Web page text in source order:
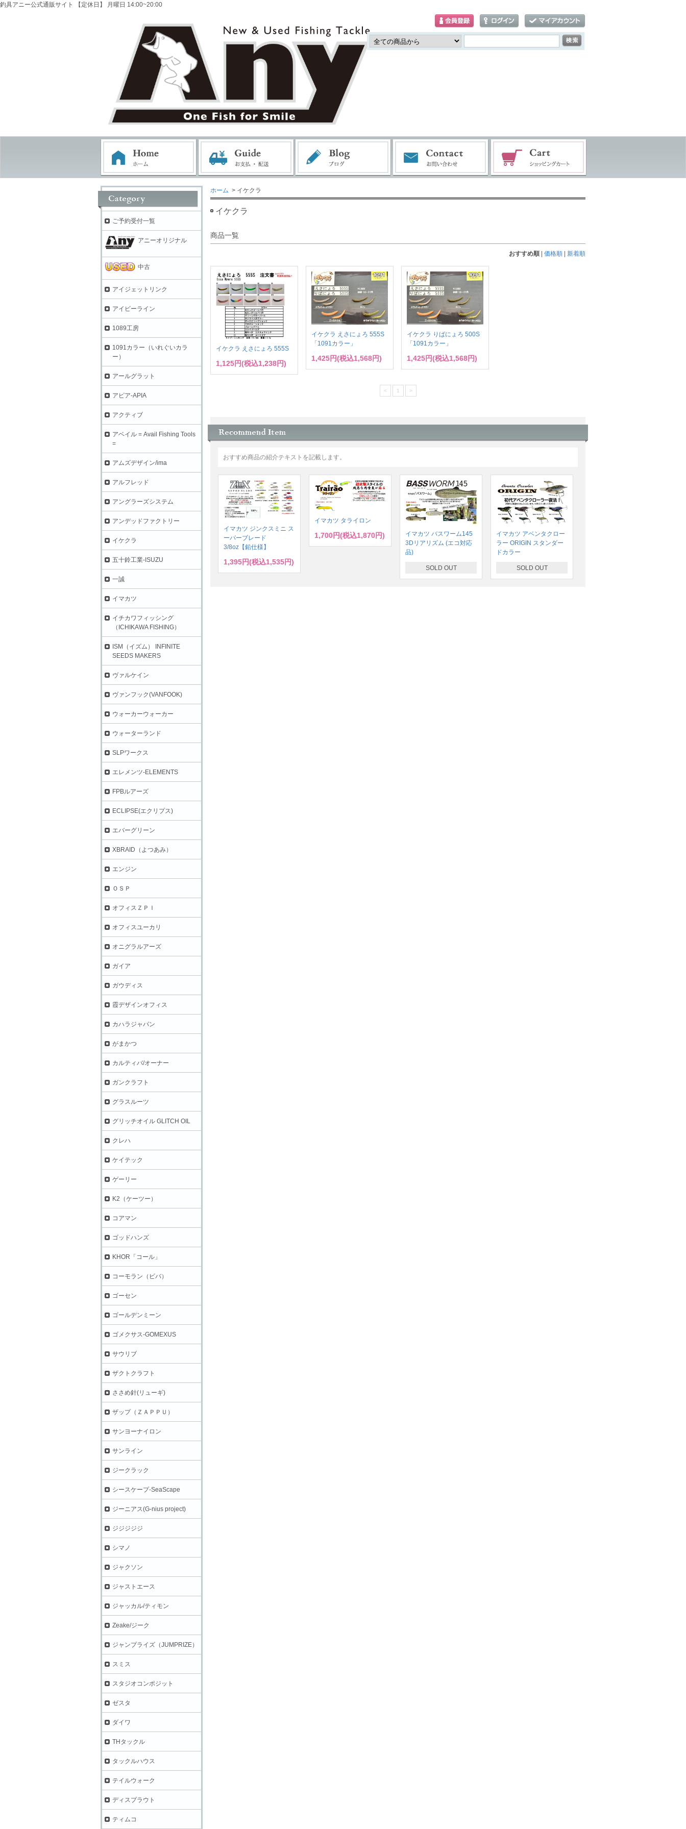
釣具アニー公式通販サイト 【定休日】 月曜日 14:00~20:00
ホーム > イケクラ
イケクラ
商品一覧
おすすめ順 価格順 新着順
イケクラ えさにょろ 555S
1,125円(税込1,238円)
イケクラ えさにょろ 555S
「1091カラー」
1,425円(税込1,568円)
イケクラ りばにょろ 500S
「1091カラー」
1,425円(税込1,568円)
< 1 >
おすすめ商品の紹介テキストを記載します。
イマカツ ジンクスミニ ス
ーパーブレード
3/8oz【鉛仕様】
1,395円(税込1,535円)
イマカツ タライロン
1,700円(税込1,870円)
イマカツ バスワーム145
3Dリアリズム (エコ対応
品)
SOLD OUT
イマカツ アベンタクロー
ラー ORIGIN スタンダー
ドカラー
SOLD OUT
ご予約受付一覧
アニーオリジナル
中古
アイジェットリンク
アイビーライン
1089工房
1091カラー（いれぐいカラ
ー）
アールグラット
アピア-APIA
アクティブ
アベイル = Avail Fishing Tools
=
アムズデザイン/ima
アルフレッド
アングラーズシステム
アンデッドファクトリー
イケクラ
五十鈴工業-ISUZU
一誠
イマカツ
イチカワフィッシング
（ICHIKAWA FISHING）
ISM（イズム） INFINITE
SEEDS MAKERS
ヴァルケイン
ヴァンフック(VANFOOK)
ウォーカーウォーカー
ウォーターランド
SLPワークス
エレメンツ-ELEMENTS
FPBルアーズ
ECLIPSE(エクリプス)
エバーグリーン
XBRAID（よつあみ）
エンジン
ＯＳＰ
オフィスＺＰＩ
オフィスユーカリ
オニグラルアーズ
ガイア
ガウディス
霞デザインオフィス
カハラジャパン
がまかつ
カルティバ/オーナー
ガンクラフト
グラスルーツ
グリッチオイル GLITCH OIL
クレハ
ケイテック
ゲーリー
K2（ケーツー）
コアマン
ゴッドハンズ
KHOR「コール」
コーモラン（ビバ）
ゴーセン
ゴールデンミーン
ゴメクサス-GOMEXUS
サウリブ
ザクトクラフト
ささめ針(リューギ)
ザップ（ＺＡＰＰＵ）
サンヨーナイロン
サンライン
ジークラック
シースケープ-SeaScape
ジーニアス(G-nius project)
ジジジジジ
シマノ
ジャクソン
ジャストエース
ジャッカル/ティモン
Zeake/ジーク
ジャンプライズ（JUMPRIZE）
スミス
スタジオコンポジット
ゼスタ
ダイワ
THタックル
タックルハウス
テイルウォーク
ディスプラウト
ティムコ